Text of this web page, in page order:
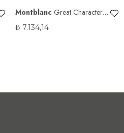
Montblanc
Homage to The Great Gatsby
₺ 7.134,14